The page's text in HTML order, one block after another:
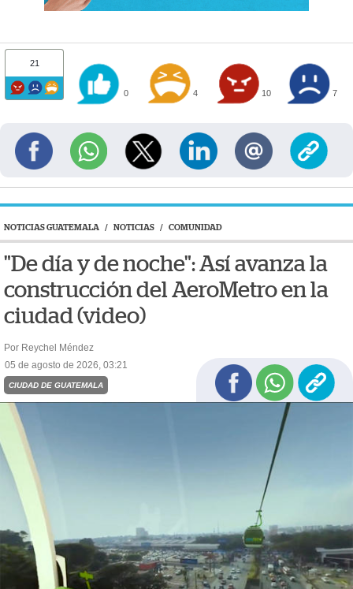
21
0 4 10 7
NOTICIAS GUATEMALA / NOTICIAS / COMUNIDAD
"De día y de noche": Así avanza la
construcción del AeroMetro en la
ciudad (video)
Por Reychel Méndez
05 de agosto de 2026, 03:21
CIUDAD DE GUATEMALA